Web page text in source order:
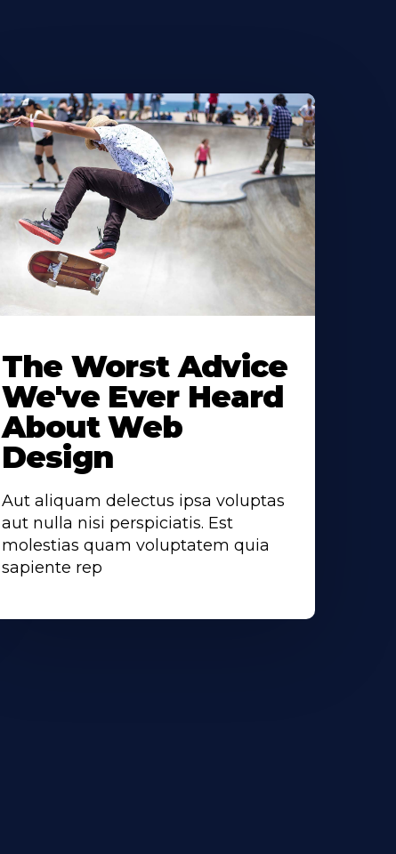
The Worst Advice
We've Ever Heard
About Web
Design
Aut aliquam delectus ipsa voluptas
aut nulla nisi perspiciatis. Est
molestias quam voluptatem quia
sapiente rep